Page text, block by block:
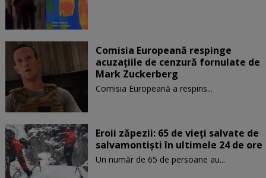
Comisia Europeană respinge
acuzaţiile de cenzură fornulate de
Mark Zuckerberg
Comisia Europeană a respins...
Eroii zăpezii: 65 de vieți salvate de
salvamontiști în ultimele 24 de ore
Un număr de 65 de persoane au...